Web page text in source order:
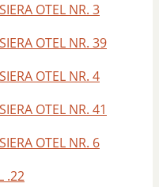
OTEL NR. 3
OTEL NR. 39
OTEL NR. 4
OTEL NR. 41
OTEL NR. 6
.22